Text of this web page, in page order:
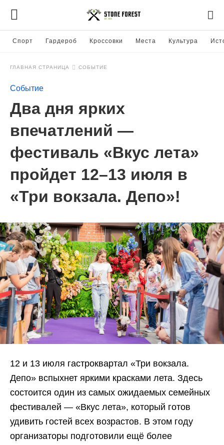
Спорт Гардероб Кроссовки Места Культура
ГЛАВНАЯ СТРАНИЦА СОБЫТИЕ
Событие
Два дня ярких
впечатлений —
фестиваль «Вкус лета»
пройдет 12–13 июля в
«Три вокзала. Депо»!
12 и 13 июля гастроквартал «Три вокзала.
Депо» вспыхнет яркими красками лета. Здесь
состоится один из самых ожидаемых семейных
фестивалей — «Вкус лета», который готов
удивить гостей всех возрастов. В этом году
организаторы подготовили ещё более